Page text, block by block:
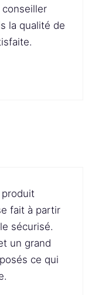
la qualité de
produit
fait à partir
sécurisé.
un grand
ce qui